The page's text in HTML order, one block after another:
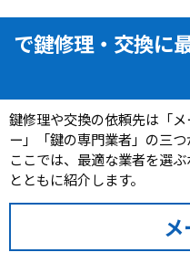
で鍵修理・交換に
鍵修理や交換の依頼先は「
ー」「鍵の専門業者」の三つ
ここでは、最適な業者を選
とともに紹介します。